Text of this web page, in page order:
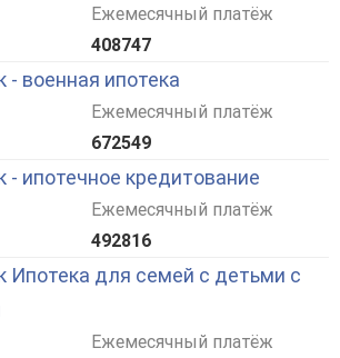
Ежемесячный платёж
408747
- военная ипотека
Ежемесячный платёж
672549
- ипотечное кредитование
Ежемесячный платёж
492816
Ипотека для семей с детьми с
Ежемесячный платёж